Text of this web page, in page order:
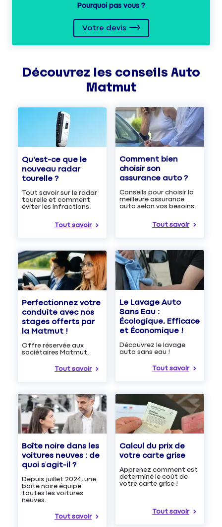
Pourquoi pas vous ?
Votre devis
Découvrez les conseils Auto
Matmut
Qu'est-ce que le
nouveau radar
tourelle ?
Tout savoir sur le radar
tourelle et comment
éviter les infractions.
Tout savoir
Comment bien
choisir son
assurance auto ?
Conseils pour choisir la
meilleure assurance
auto selon vos besoins.
Tout savoir
Perfectionnez votre
conduite avec nos
stages offerts par
la Matmut !
Offre réservée aux
sociétaires Matmut.
Tout savoir
Le Lavage Auto
Sans Eau :
Écologique, Efficace
et Économique !
Découvrez le lavage
auto sans eau !
Tout savoir
Boîte noire dans les
voitures neuves : de
quoi s’agit-il ?
Depuis juillet 2024, une
boîte noire équipe
toutes les voitures
neuves.
Tout savoir
Calcul du prix de
votre carte grise
Apprenez comment est
determiné le coût de
votre carte grise !
Tout savoir